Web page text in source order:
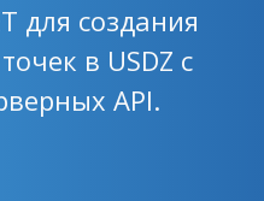
для создания
в USDZ с
API.